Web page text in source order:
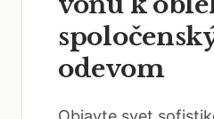
odevom